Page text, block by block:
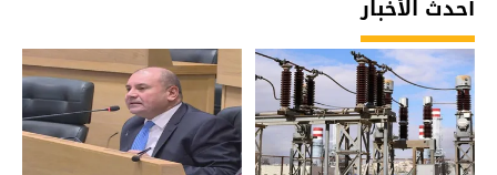
أحدث الأخبار